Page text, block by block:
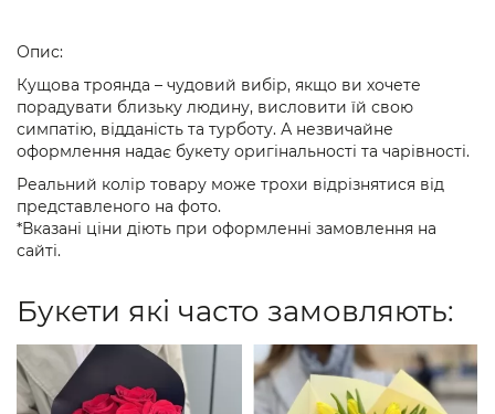
Опис:
Кущова троянда – чудовий вибір, якщо ви хочете
порадувати близьку людину, висловити їй свою
симпатію, відданість та турботу. А незвичайне
оформлення надає букету оригінальності та чарівності.
Реальний колір товару може трохи відрізнятися від
представленого на фото.
*Вказані ціни діють при оформленні замовлення на
сайті.
Букети які часто замовляють: